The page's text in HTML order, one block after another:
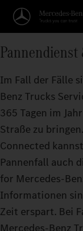
Im Fall der Fälle
Benz Trucks
365 Tagen im
Straße zu
Connected
Pannenfall auch
for Mercedes-
Informationen
Zeit erspart. Bei
Mercedes-Benz